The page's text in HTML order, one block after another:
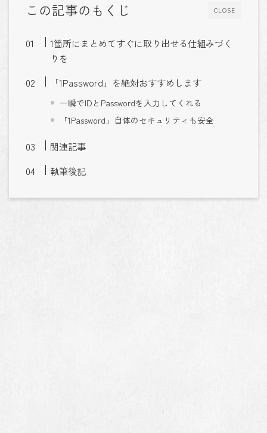
CLOSE
この記事のもくじ
1箇所にまとめてすぐに取り出せる仕組みづく
りを
「1Password」を絶対おすすめします
一瞬でIDとPasswordを入力してくれる
「1Password」自体のセキュリティも安全
関連記事
執筆後記